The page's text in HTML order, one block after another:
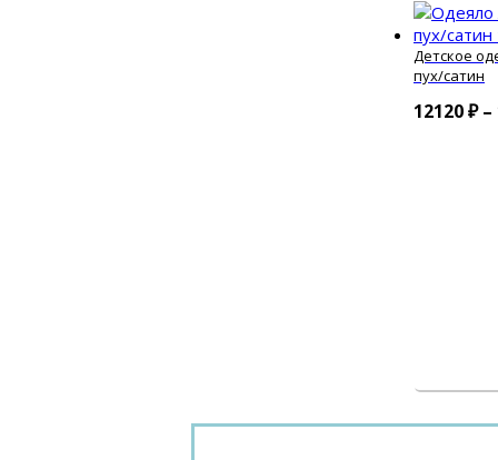
Детское
пух/сатин
12120₽ –